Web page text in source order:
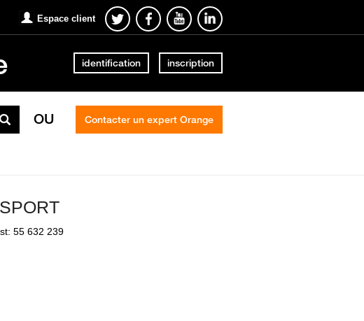
Espace client
identification inscription
OU Contacter un expert Orange
55 632 239